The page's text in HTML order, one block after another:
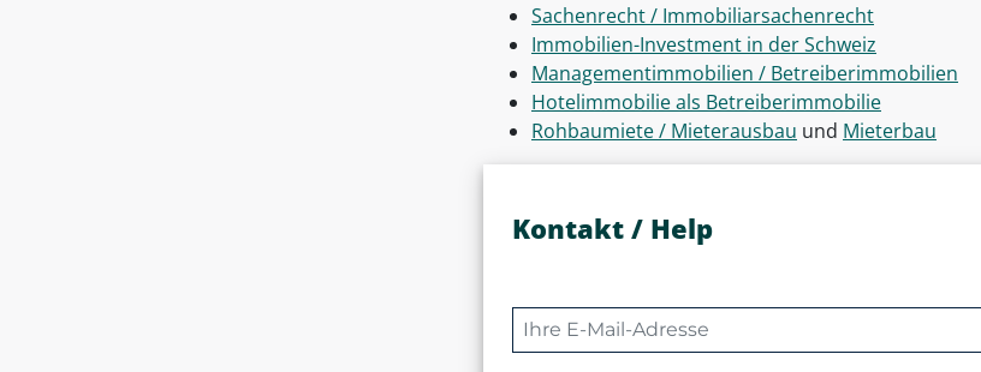
Sachenrecht / Immobiliarsachenrecht
Immobilien-Investment in der Schweiz
Managementimmobilien / Betreiberimmobilien
Hotelimmobilie als Betreiberimmobilie
Rohbaumiete / Mieterausbau und Mieterbau
Kontakt / Help